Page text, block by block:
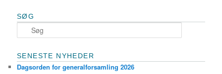
SØG
ø
SENESTE NYHEDER
Dagsorden for generalforsamling 2026